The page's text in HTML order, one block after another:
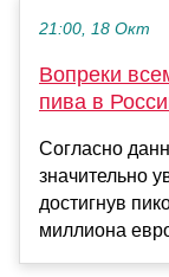
21:00, 18 Окт
Вопреки
пива в
Согласно
значительно
достигнув
миллиона